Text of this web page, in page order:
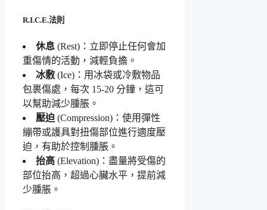
R.I.C.E.法則
休息 (Rest)：立即停止任何會加
重傷情的活動，減輕負擔。
冰敷 (Ice)：用冰袋或冷敷物品
包裹傷處，每次 15-20 分鐘，這可
以幫助減少腫脹。
壓迫 (Compression)：使用彈性
繃帶或護具對扭傷部位進行適度壓
迫，有助於控制腫脹。
抬高 (Elevation)：盡量將受傷的
部位抬高，超過心臟水平，提前減
少腫脹。